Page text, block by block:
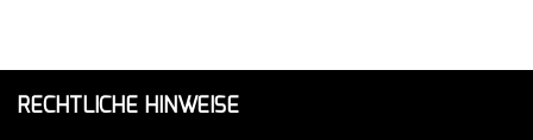
RECHTLICHE HINWEISE